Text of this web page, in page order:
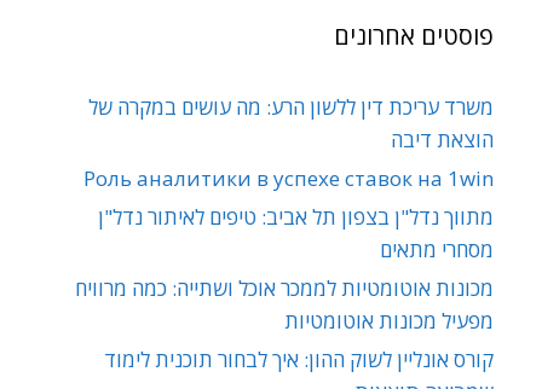
פוסטים אחרונים
משרד עריכת דין ללשון הרע: מה עושים במקרה של
הוצאת דיבה
Роль аналитики в успехе ставок на 1win
מתווך נדל"ן בצפון תל אביב: טיפים לאיתור נדל"ן
מסחרי מתאים
מכונות אוטומטיות לממכר אוכל ושתייה: כמה מרוויח
מפעיל מכונות אוטומטיות
קורס אונליין לשוק ההון: איך לבחור תוכנית לימוד